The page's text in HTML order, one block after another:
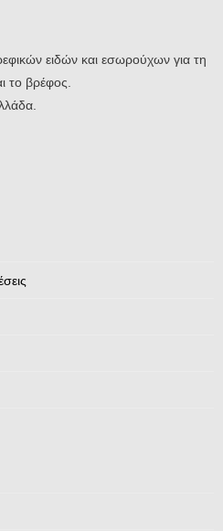
ειδών και εσωρούχων για τη
το βρέφος.